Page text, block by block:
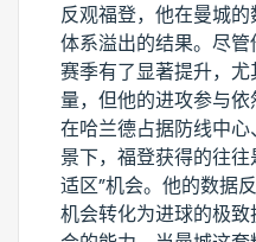
反观福登，他在曼城
体系溢出的结果。尽
赛季有了显著提升，
量，但他的进攻参与依
在哈兰德占据防线中
景下，福登获得的往
适区”机会。他的数据
机会转化为进球的极